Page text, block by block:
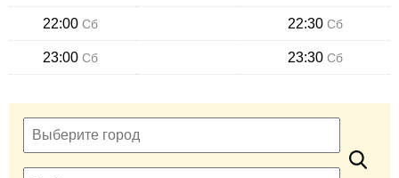
22:00 Сб 22:30 Сб
23:00 Сб 23:30 Сб